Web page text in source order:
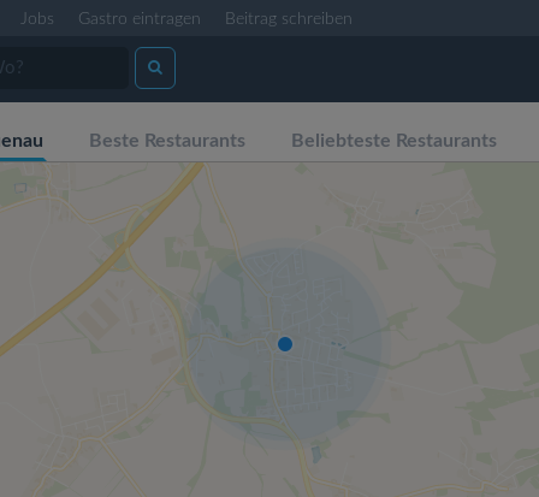
Jobs Gastro eintragen Beitrag schreiben
Beste Restaurants Beliebteste Restaurants